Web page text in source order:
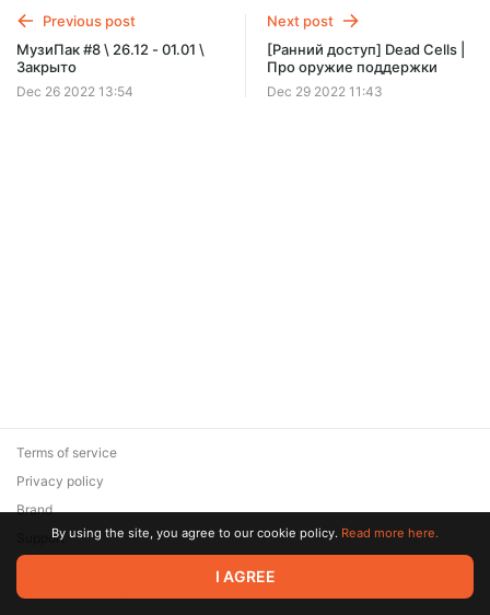
Previous post
МузиПак #8 \ 26.12 - 01.01 \
Закрыто
Dec 26 2022 13:54
Next post
[Ранний доступ] Dead Cells |
Про оружие поддержки
Dec 29 2022 11:43
© 2026 Zaya Solutions Limited. All rights reserved. All trademarks
are the property of their respective owners.
Terms of service
Privacy policy
Brand
SupportBy using the site, you agree to our cookie policy. Read more here.
I AGREE